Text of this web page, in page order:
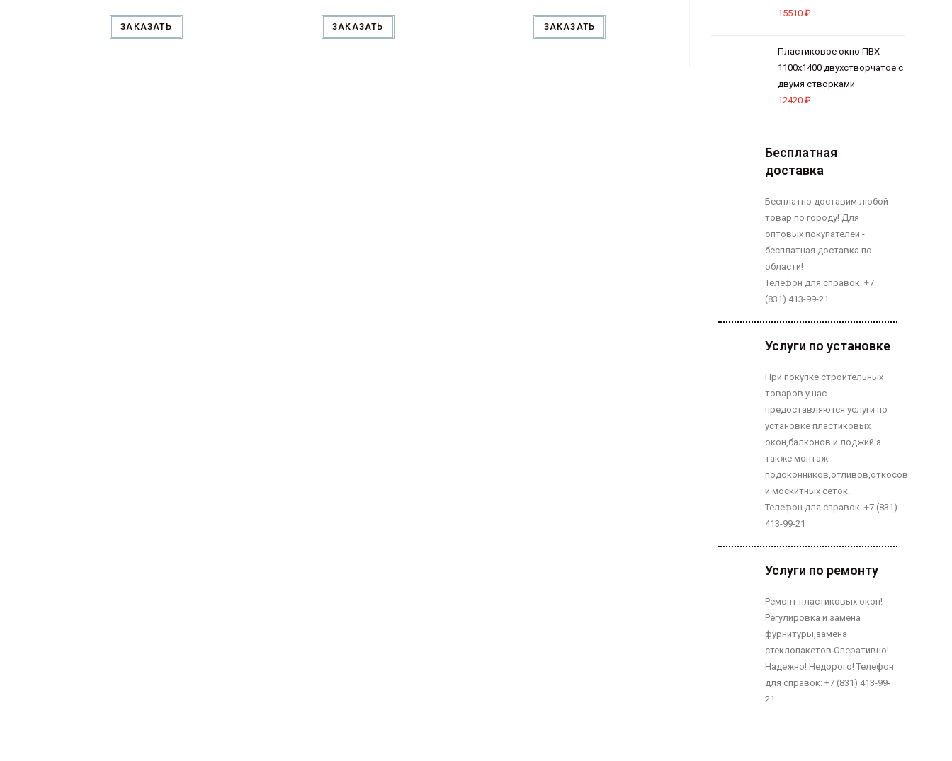
ЗАКАЗАТЬ ЗАКАЗАТЬ ЗАКАЗАТЬ
15510₽
Пластиковое окно ПВХ
1100х1400 двухстворчатое с
двумя створками
12420₽
Бесплатная
доставка
Бесплатно доставим любой
товар по городу! Для
оптовых покупателей -
бесплатная доставка по
области!
Телефон для справок: +7
(831) 413-99-21
Услуги по установке
При покупке строительных
товаров у нас
предоставляются услуги по
установке пластиковых
окон,балконов и лоджий а
также монтаж
подоконников,отливов,откосов
и москитных сеток.
Телефон для справок: +7 (831)
413-99-21
Услуги по ремонту
Ремонт пластиковых окон!
Регулировка и замена
фурнитуры,замена
стеклопакетов Оперативно!
Надежно! Недорого! Телефон
для справок: +7 (831) 413-99-
21